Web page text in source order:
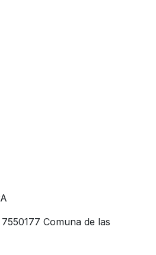
Comuna de las